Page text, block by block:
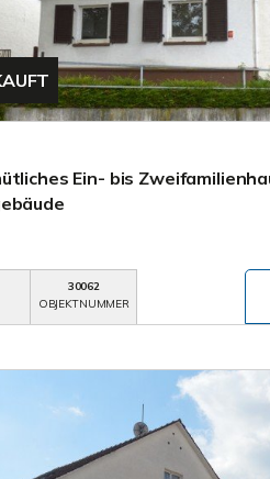
Ein- bis
30062
OBJEKTNUMMER